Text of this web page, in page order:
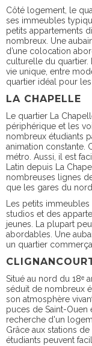
Côté logement, le
ses immeubles
petits appartements
nombreux. Une
d’une colocation
culturelle du quartier.
vie unique, entre
quartier idéal pour
LA CHAPELLE
Le quartier La
périphérique et les
nombreux étudiants
animation constante.
métro. Aussi, il est
Latin depuis La
nombreuses lignes
que les gares du
Les petits
studios et des
jeunes. La plupart
abordables. Une
un quartier
Situé au nord du 18ᵉ
séduit de nombreux
son atmosphère
puces de Saint-Ouen
recherche d'un
Grâce aux stations
étudiants peuvent